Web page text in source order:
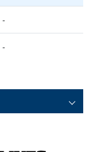
-
-